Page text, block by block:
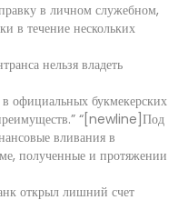
в личном служебном,
в течение нескольких
нельзя владеть
официальных букмекерских
“[newline]Под
вливания в
полученные и протяжении
открыл лишний счет